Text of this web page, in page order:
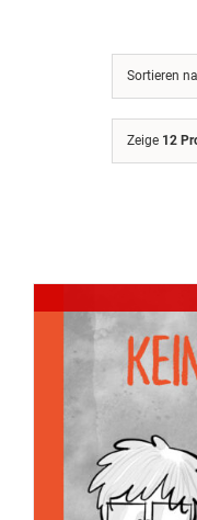
Sortieren
Zeige 12